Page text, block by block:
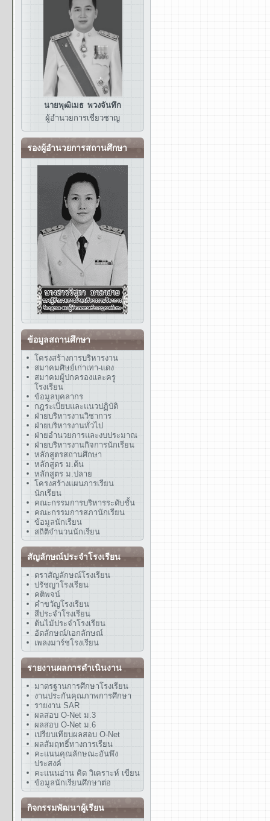
นายพุฒิเมธ พวงจันทึก
ผู้อำนวยการเชี่ยวชาญ
รองผู้อำนวยการสถานศึกษา
ข้อมูลสถานศึกษา
โครงสร้างการบริหารงาน
สมาคมศิษย์เก่าเทา-แดง
สมาคมผู้ปกครองและครู
โรงเรียน
ข้อมูลบุคลากร
กฎระเบียบและแนวปฏิบัติ
ฝ่ายบริหารงานวิชาการ
ฝ่ายบริหารงานทั่วไป
ฝ่ายอำนวยการและงบประมาณ
ฝ่ายบริหารงานกิจการนักเรียน
หลักสูตรสถานศึกษา
หลักสูตร ม.ต้น
หลักสูตร ม.ปลาย
โครงสร้างแผนการเรียน
นักเรียน
คณะกรรมการบริหารระดับชั้น
คณะกรรมการสภานักเรียน
ข้อมูลนักเรียน
สถิติจำนวนนักเรียน
สัญลักษณ์ประจำโรงเรียน
ตราสัญลักษณ์โรงเรียน
ปรัชญาโรงเรียน
คติพจน์
คำขวัญโรงเรียน
สีประจำโรงเรียน
ต้นไม้ประจำโรงเรียน
อัตลักษณ์/เอกลักษณ์
เพลงมาร์ชโรงเรียน
รายงานผลการดำเนินงาน
มาตรฐานการศึกษาโรงเรียน
งานประกันคุณภาพการศึกษา
รายงาน SAR
ผลสอบ O-Net ม.3
ผลสอบ O-Net ม.6
เปรียบเทียบผลสอบ O-Net
ผลสัมฤทธิ์ทางการเรียน
คะแนนคุณลักษณะอันพึง
ประสงค์
คะแนนอ่าน คิด วิเคราะห์ เขียน
ข้อมูลนักเรียนศึกษาต่อ
กิจกรรมพัฒนาผู้เรียน